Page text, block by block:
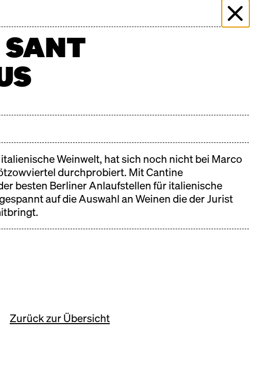
FAQSTANDBEWERBUNG
Weinwelt, hat sich noch nicht bei Marco
durchprobiert. Mit Cantine
besten Berliner Anlaufstellen für italienische
auf die Auswahl an Weinen die der Jurist
Zurück zur Übersicht
in unseremKalender.